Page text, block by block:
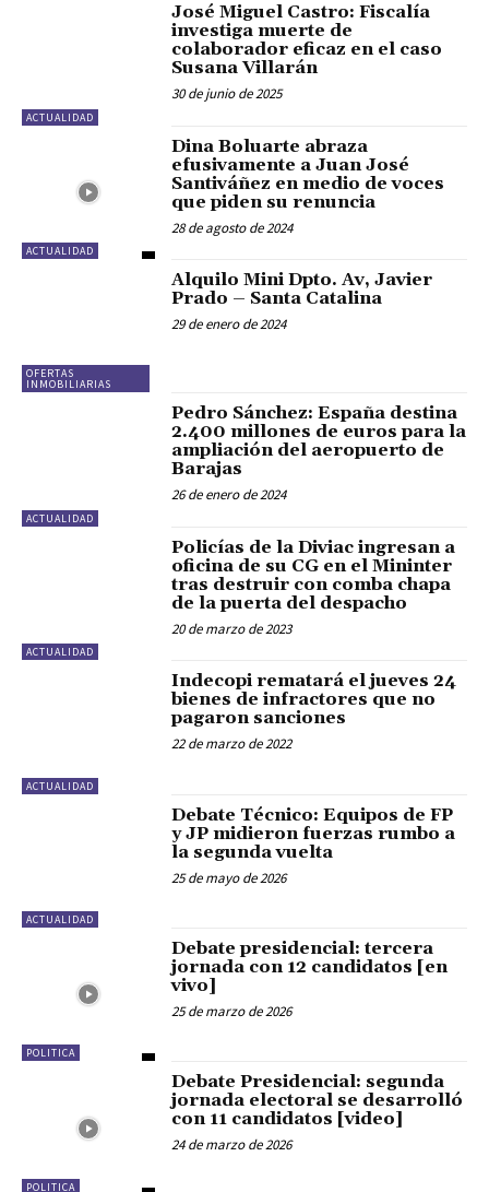
ACTUALIDAD
José Miguel Castro: Fiscalía
investiga muerte de
colaborador eficaz en el caso
Susana Villarán
30 de junio de 2025
ACTUALIDAD
Dina Boluarte abraza
efusivamente a Juan José
Santiváñez en medio de voces
que piden su renuncia
28 de agosto de 2024
OFERTAS
INMOBILIARIAS
Alquilo Mini Dpto. Av, Javier
Prado – Santa Catalina
29 de enero de 2024
ACTUALIDAD
Pedro Sánchez: España destina
2.400 millones de euros para la
ampliación del aeropuerto de
Barajas
26 de enero de 2024
ACTUALIDAD
Policías de la Diviac ingresan a
oficina de su CG en el Mininter
tras destruir con comba chapa
de la puerta del despacho
20 de marzo de 2023
ACTUALIDAD
Indecopi rematará el jueves 24
bienes de infractores que no
pagaron sanciones
22 de marzo de 2022
ACTUALIDAD
Debate Técnico: Equipos de FP
y JP midieron fuerzas rumbo a
la segunda vuelta
25 de mayo de 2026
POLITICA
Debate presidencial: tercera
jornada con 12 candidatos [en
vivo]
25 de marzo de 2026
POLITICA
Debate Presidencial: segunda
jornada electoral se desarrolló
con 11 candidatos [video]
24 de marzo de 2026